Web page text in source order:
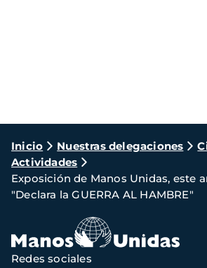
Ruta
de
navegación
Inicio Nuestras delegaciones
Actividades
Exposición de Manos Unidas, este
"Declara la GUERRA AL HAMBRE"
Redes sociales